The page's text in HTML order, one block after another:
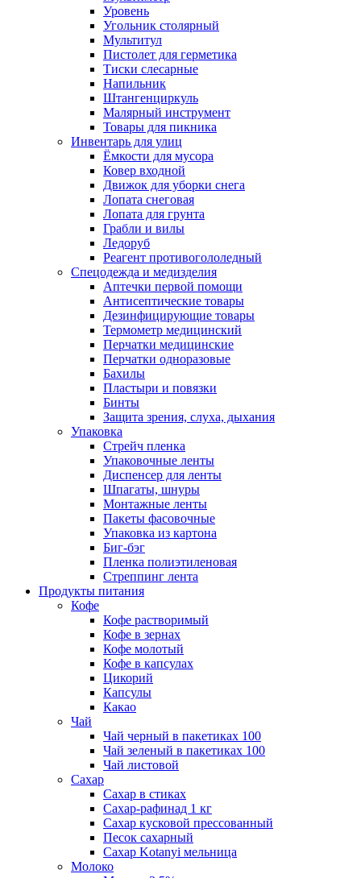
Уровень
Угольник столярный
Мультитул
Пистолет для герметика
Тиски слесарные
Напильник
Штангенциркуль
Малярный инструмент
Товары для пикника
Инвентарь для улиц
Ёмкости для мусора
Ковер входной
Движок для уборки снега
Лопата снеговая
Лопата для грунта
Грабли и вилы
Ледоруб
Реагент противогололедный
Спецодежда и медизделия
Аптечки первой помощи
Антисептические товары
Дезинфицирующие товары
Термометр медицинский
Перчатки медицинские
Перчатки одноразовые
Бахилы
Пластыри и повязки
Бинты
Защита зрения, слуха, дыхания
Упаковка
Стрейч пленка
Упаковочные ленты
Диспенсер для ленты
Шпагаты, шнуры
Монтажные ленты
Пакеты фасовочные
Упаковка из картона
Биг-бэг
Пленка полиэтиленовая
Стреппинг лента
Продукты питания
Кофе
Кофе растворимый
Кофе в зернах
Кофе молотый
Кофе в капсулах
Цикорий
Капсулы
Какао
Чай
Чай черный в пакетиках 100
Чай зеленый в пакетиках 100
Чай листовой
Сахар
Сахар в стиках
Сахар-рафинад 1 кг
Сахар кусковой прессованный
Песок сахарный
Сахар Kotanyi мельница
Молоко